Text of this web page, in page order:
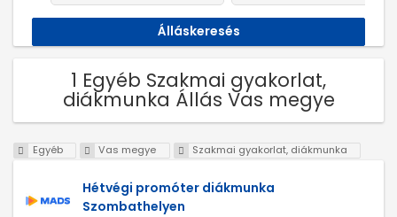
1 Egyéb Szakmai gyakorlat,
diákmunka Állás Vas megye
Egyéb Vas megye Szakmai gyakorlat, diákmunka
Hétvégi promóter diákmunka
Szombathelyen